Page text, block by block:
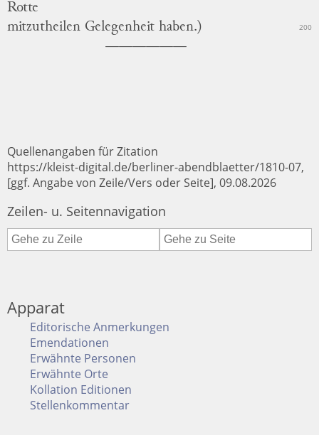
Rotte
mitzutheilen Gelegenheit haben.)
200
Quellenangaben für Zitation
https://kleist-digital.de/berliner-abendblaetter/1810-07,
[ggf. Angabe von Zeile/Vers oder Seite], 09.08.2026
Zeilen- u. Seitennavigation
Apparat
Editorische Anmerkungen
Emendationen
Erwähnte Personen
Erwähnte Orte
Kollation Editionen
Stellenkommentar